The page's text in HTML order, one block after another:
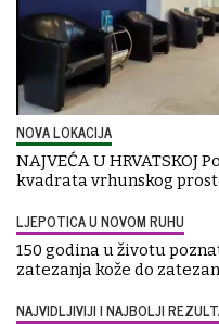
NOVA LOKACIJA
NAJVEĆA U
kvadrata vrhunskog
LJEPOTICA U NOVOM RUHU
150 godina u životu
zatezanja kože do
NAJVIDLJIVIJI I NAJBOLJI